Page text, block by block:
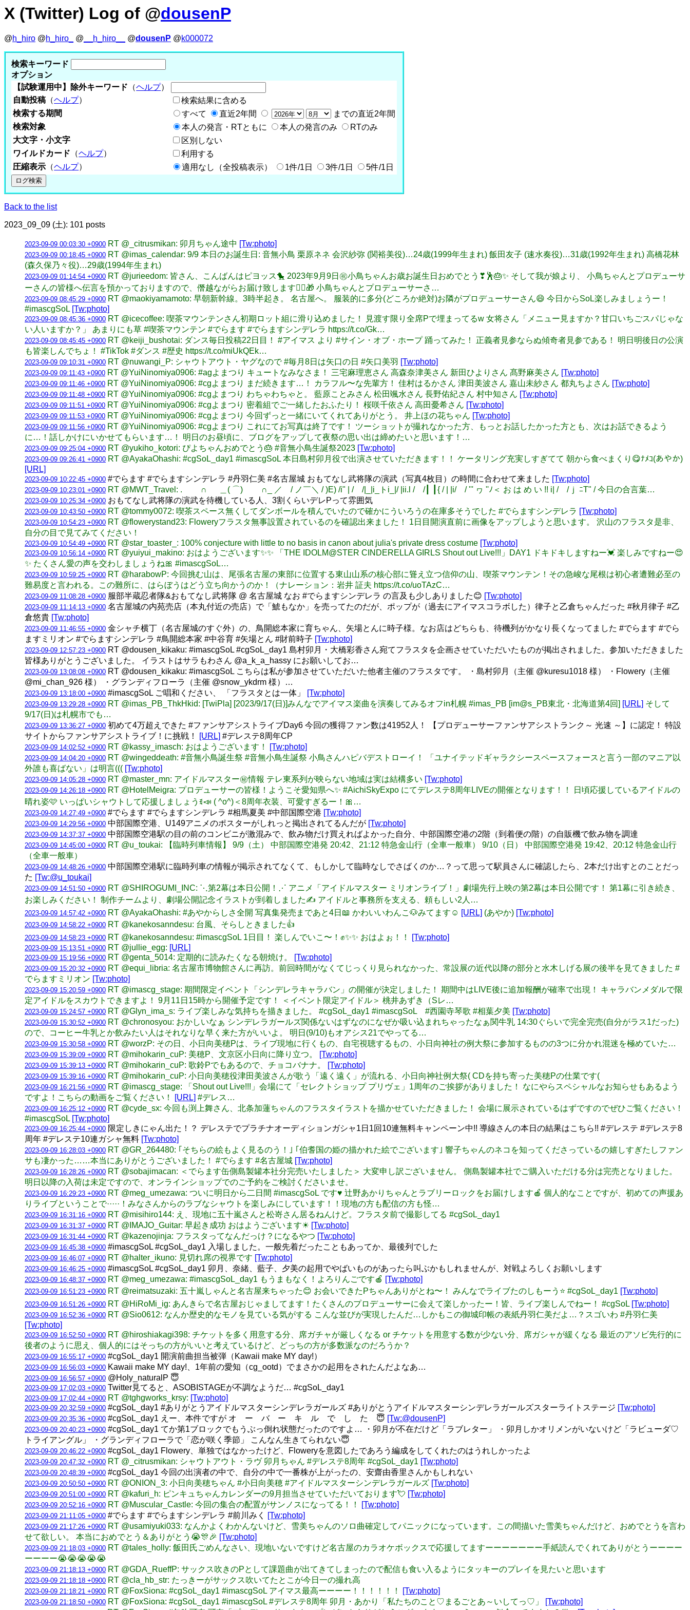
X (Twitter) Log of @dousenP
@h_hiro @h_hiro_ @ __h_hiro__ @dousenP @k000072
検索キーワード
オプション
【試験運用中】除外キーワード （ヘルプ）
自動投稿 （ヘルプ）
検索結果に含める
検索する期間
すべて 直近2年間
までの直近2年間
検索対象
本人の発言・RTともに 本人の発言のみ
RTのみ
大文字・小文字
区別しない
ワイルドカード （ヘルプ）
利用する
圧縮表示 （ヘルプ） 適用なし（全投稿表示） 1件/1日 3件/1日 5件/1日
Back to the list
2023_09_09 (土): 101 posts
2023-09-09 00:03:30 +0900 RT @_citrusmikan: 卯月ちゃん途中 [Tw:photo]
2023-09-09 00:18:45 +0900 RT @imas_calendar: 9/9 本日のお誕生日: 音無小鳥 栗原ネネ 会沢紗弥 (関裕美役)…24歳(1999年生まれ) 飯田友子 (速水奏役)…31歳(1992年生まれ) 高橋花林
(森久保乃々役)…29歳(1994年生まれ)
2023-09-09 01:14:54 +0900 RT @jurieedom: 皆さん、こんばんはピヨッス🐤 2023年9月9日㊗️小鳥ちゃんお歳お誕生日おめでとう❣🕺🎂✨ そして我が娘より、 小鳥ちゃんとプロデューサ
ーさんの皆様へ伝言を預かっておりますので、僭越ながらお届け致します🙇‍♀️🎁 小鳥ちゃんとプロデューサーさ…
2023-09-09 08:45:29 +0900 RT @maokiyamamoto: 早朝新幹線。3時半起き。 名古屋へ。 服装的に多分(どころか絶対)お隣がプロデューサーさん😄 今日からSoL楽しみましょうー！
#imascgSoL [Tw:photo]
2023-09-09 08:45:36 +0900 RT @icecoffee: 喫茶マウンテンさん初期ロット組に滑り込めました！ 見渡す限り全席Pで埋まってるw 女将さん「メニュー見ますか？甘口いちごスパじゃな
い人いますか？」 あまりにも草 #喫茶マウンテン #でらます #でらますシンデレラ https://t.co/Gk…
2023-09-09 08:45:45 +0900 RT @keiji_bushotai: ダンス毎日投稿22日目！ #アイマス より #サイン・オブ・ホープ 踊ってみた！ 正義者見参ならぬ傾奇者見参である！ 明日明後日の公演
も皆楽しんでちょ！ #TikTok #ダンス #歴史 https://t.co/miUkQEk…
2023-09-09 09:10:31 +0900 RT @nuwangi_P: シャウトアウト・ヤグなので #毎月8日は矢口の日 #矢口美羽 [Tw:photo]
2023-09-09 09:11:43 +0900 RT @YuiNinomiya0906: #agよまつり キュートなみなさま！ 三宅麻理恵さん 高森奈津美さん 新田ひよりさん 髙野麻美さん [Tw:photo]
2023-09-09 09:11:46 +0900 RT @YuiNinomiya0906: #cgよまつり まだ続きます…！ カラフル〜な先輩方！ 佳村はるかさん 津田美波さん 嘉山未紗さん 都丸ちよさん [Tw:photo]
2023-09-09 09:11:48 +0900 RT @YuiNinomiya0906: #cgよまつり わちゃわちゃと。 藍原ことみさん 松田颯水さん 長野佑紀さん 村中知さん [Tw:photo]
2023-09-09 09:11:51 +0900 RT @YuiNinomiya0906: #cgよまつり 密着組でご一緒したおふたり！ 桜咲千依さん 高田憂希さん [Tw:photo]
2023-09-09 09:11:53 +0900 RT @YuiNinomiya0906: #cgよまつり 今回ずっと一緒にいてくれてありがとう。 井上ほの花ちゃん [Tw:photo]
2023-09-09 09:11:56 +0900 RT @YuiNinomiya0906: #cgよまつり これにてお写真は終了です！ ツーショットが撮れなかった方、もっとお話したかった方とも、次はお話できるよう
に…！話しかけにいかせてもらいます…！ 明日のお昼頃に、ブログをアップして夜祭の思い出は締めたいと思います！…
2023-09-09 09:25:04 +0900 RT @yukiho_kotori: ぴよちゃんおめでとう🎂 #音無小鳥生誕祭2023 [Tw:photo]
2023-09-09 09:26:41 +0900 RT @AyakaOhashi: #cgSoL_day1 #imascgSoL 本日島村卯月役で出演させていただきます！！ ケータリング充実しすぎてて 朝から食べまくり😋ﾅﾒｺ(あやか)
[URL]
2023-09-09 10:22:45 +0900 #でらます #でらますシンデレラ #丹羽仁美 #名古屋城 おもてなし武将隊の演武（写真4枚目）の時間に合わせて来ました [Tw:photo]
2023-09-09 10:23:01 +0900 RT @MWT_Travel: . ∩ ＿( ⌒) ∩_ ／ / ノ￣＼ / )E) /i" | / /|_|i_トi_|/ |ii.l / /┃ ┃{ / | |i/ / ''' ヮ ''ﾉ＜ お は め い !! i| / /ｊ ﾆT" / 今日の合言葉…
2023-09-09 10:25:34 +0900 おもてなし武将隊の演武を待機している人、3割くらいデレPって雰囲気
2023-09-09 10:43:50 +0900 RT @tommy0072: 喫茶スペース無くしてダンボールを積んでいたので確かにういろうの在庫多そうでした #でらますシンデレラ [Tw:photo]
2023-09-09 10:54:23 +0900 RT @flowerystand23: Floweryフラスタ無事設置されているのを確認出来ました！ 1日目開演直前に画像をアップしようと思います。 沢山のフラスタ是非、
自分の目で見てみてください！
2023-09-09 10:54:49 +0900 RT @star_toaster_: 100% conjecture with little to no basis in canon about julia's private dress costume [Tw:photo]
2023-09-09 10:56:14 +0900 RT @yuiyui_makino: おはようございます✨✨ 「THE IDOLM@STER CINDERELLA GIRLS Shout out Live!!!」DAY1 ドキドキしますねー💓 楽しみですねー😍
✨ たくさん愛の声を交わしましょうね🎀 #imascgSoL…
2023-09-09 10:59:25 +0900 RT @harabowP: 今回挑む山は、尾張名古屋の東部に位置する東山山系の核心部に聳え立つ信仰の山、喫茶マウンテン！その急峻な尾根は初心者遭難必至の
難易度と言われる。この難所に、はらぼうはどう立ち向かうのか！（ナレーション：岩井 証夫 https://t.co/uoTAzC…
2023-09-09 11:08:28 +0900 服部半蔵忍者隊&おもてなし武将隊 @ 名古屋城 なお #でらますシンデレラ の言及も少しありました😊 [Tw:photo]
2023-09-09 11:14:13 +0900 名古屋城の内苑売店（本丸付近の売店）で「鯱もなか」を売ってたのだが、ポップが（過去にアイマスコラボした）律子と乙倉ちゃんだった #秋月律子 #乙
倉悠貴 [Tw:photo]
2023-09-09 11:46:55 +0900 金シャチ横丁（名古屋城のすぐ外）の、鳥開総本家に育ちゃん、矢場とんに時子様。なお店はどちらも、待機列がかなり長くなってました #でらます #でら
ますミリオン #でらますシンデレラ #鳥開総本家 #中谷育 #矢場とん #財前時子 [Tw:photo]
2023-09-09 12:57:23 +0900 RT @dousen_kikaku: #imascgSoL #cgSoL_day1 島村卯月・大橋彩香さん宛てフラスタを企画させていただいたものが掲出されました。参加いただきました
皆様ありがとうございました。 イラストはサラもわさん @a_k_a_hassy にお願いしてお…
2023-09-09 13:08:08 +0900 RT @dousen_kikaku: #imascgSoL こちらは私が参加させていただいた他者主催のフラスタです。 ・島村卯月（主催 @kuresu1018 様） ・Flowery（主催
@mi_chan_926 様） ・グランディフローラ（主催 @snow_ykdrm 様）…
2023-09-09 13:18:00 +0900 #imascgSoL ご唱和ください、 「フラスタとは一体」 [Tw:photo]
2023-09-09 13:29:28 +0900 RT @imas_PB_ThkHkid: [TwiPla] [2023/9/17(日)]みんなでアイマス楽曲を演奏してみるオフin札幌 #imas_PB [im@s_PB東北・北海道第4回] [URL] そして
9/17(日)は札幌市でも…
2023-09-09 13:36:27 +0900 初めて4万超えできた #ファンサアシストライブDay6 今回の獲得ファン数は41952人！ 【プロデューサーファンサアシストランク～ 光速 ～】に認定！ 特設
サイトからファンサアシストライブ！に挑戦！
[URL] #デレステ8周年CP
2023-09-09 14:02:52 +0900 RT @kassy_imasch: おはようございます！ [Tw:photo]
2023-09-09 14:04:20 +0900 RT @wingeddeath: #音無小鳥誕生祭 #音無小鳥生誕祭 小鳥さんハピバデストローイ！ 「ユナイテッドギャラクシースペースフォースと言う一部のマニア以
外誰も喜ばない」は明言((( [Tw:photo]
2023-09-09 14:05:28 +0900 RT @master_mn: アイドルマスター㊙️情報 テレ東系列が映らない地域は実は結構多い [Tw:photo]
2023-09-09 14:26:18 +0900 RT @HotelMeigra: プロデューサーの皆様！ようこそ愛知県へ✨️ #AichiSkyExpo にてデレステ8周年LIVEの開催となります！！ 日頃応援しているアイドルの
晴れ姿🩷 いっぱいシャウトして応援しましょうꉂ📣 ( ^o^)＜8周年衣装、可愛すぎるー！🎀…
2023-09-09 14:27:49 +0900 #でらます #でらますシンデレラ #相馬夏美 #中部国際空港 [Tw:photo]
2023-09-09 14:29:56 +0900 中部国際空港、U149アニメのポスターがしれっと掲出されてるんだが [Tw:photo]
2023-09-09 14:37:37 +0900 中部国際空港駅の目の前のコンビニが激混みで、飲み物だけ買えればよかった自分、中部国際空港の2階（到着便の階）の自販機で飲み物を調達
2023-09-09 14:45:00 +0900 RT @u_toukai: 【臨時列車情報】 9/9（土） 中部国際空港発 20:42、21:12 特急金山行（全車一般車） 9/10（日） 中部国際空港発 19:42、20:12 特急金山行
（全車一般車）
2023-09-09 14:48:26 +0900 中部国際空港駅に臨時列車の情報が掲示されてなくて、もしかして臨時なしでさばくのか…？って思って駅員さんに確認したら、2本だけ出すとのことだっ
た [Tw:@u_toukai]
2023-09-09 14:51:50 +0900 RT @SHIROGUMI_INC: ⋱第2幕は本日公開！⋰ アニメ「アイドルマスター ミリオンライブ！」劇場先行上映の第2幕は本日公開です！ 第1幕に引き続き、
お楽しみください！ 制作チームより、劇場公開記念イラストが到着しました✍ アイドルと事務所を支える、頼もしい2人…
2023-09-09 14:57:42 +0900 RT @AyakaOhashi: #あやからしさ全開 写真集発売まであと4日📖 かわいいわんこ🐶みてます☺︎ [URL] (あやか) [Tw:photo]
2023-09-09 14:58:22 +0900 RT @kanekosanndesu: 台風、そらしときました👍
2023-09-09 14:58:23 +0900 RT @kanekosanndesu: #imascgSoL 1日目！ 楽しんでいこ〜！✊✨✨ おはよぉ！！ [Tw:photo]
2023-09-09 15:13:51 +0900 RT @jullie_egg: [URL]
2023-09-09 15:19:56 +0900 RT @genta_5014: 定期的に読みたくなる朝焼け。 [Tw:photo]
2023-09-09 15:20:32 +0900 RT @equi_libria: 名古屋市博物館さんに再訪。前回時間がなくてじっくり見られなかった、常設展の近代以降の部分と水木しげる展の後半を見てきました #
でらますミリオン [Tw:photo]
2023-09-09 15:20:59 +0900 RT @imascg_stage: 期間限定イベント「シンデレラキャラバン」の開催が決定しました！ 期間中はLIVE後に追加報酬が確率で出現！ キャラバンメダルで限
定アイドルをスカウトできますよ！ 9月11日15時から開催予定です！ ＜イベント限定アイドル＞ 桃井あずき（Sレ…
2023-09-09 15:24:57 +0900 RT @Glyn_ima_s: ライブ楽しみな気持ちを描きました。 #cgSoL_day1 #imascgSoL #西園寺琴歌 #相葉夕美 [Tw:photo]
2023-09-09 15:30:52 +0900 RT @chronosyou: おかしいなぁ シンデレラガールズ関係ないはずなのになぜか吸い込まれちゃったなぁ関牛乳 14:30ぐらいで完全完売(自分がラス1だった)
ので、コーヒー牛乳とか飲みたい人はそれなりな早く来た方がいいよ。 明日(9/10)もオアシス21でやってる…
2023-09-09 15:30:58 +0900 RT @worzP: その日、小日向美穂Pは、ライブ現地に行くもの、自宅視聴するもの、小日向神社の例大祭に参加するものの3つに分かれ混迷を極めていた…
2023-09-09 15:39:09 +0900 RT @mihokarin_cuP: 美穂P、文京区小日向に降り立つ。 [Tw:photo]
2023-09-09 15:39:13 +0900 RT @mihokarin_cuP: 歌鈴Pでもあるので、チョコバナナ。 [Tw:photo]
2023-09-09 15:39:16 +0900 RT @mihokarin_cuP: 小日向美穂役津田美波さんが歌う「遠く遠く」が流れる、小日向神社例大祭( CDを持ち寄った美穂Pの仕業です(
2023-09-09 16:21:56 +0900 RT @imascg_stage: 「Shout out Live!!!」会場にて「セレクトショップ プリヴェ」1周年のご挨拶がありました！ なにやらスペシャルなお知らせもあるよう
ですよ！こちらの動画をご覧ください！
[URL] #デレス…
2023-09-09 16:25:12 +0900 RT @cyde_sx: 今回も渕上舞さん、北条加蓮ちゃんのフラスタイラストを描かせていただきました！ 会場に展示されているはずですのでぜひご覧ください！
#imascgSoL [Tw:photo]
2023-09-09 16:25:44 +0900 限定しきにゃん出た！？ デレステでプラチナオーディションガシャ1日1回10連無料キャンペーン中!! 導線さんの本日の結果はこちら!! #デレステ #デレステ8
周年 #デレステ10連ガシャ無料 [Tw:photo]
2023-09-09 16:28:03 +0900 RT @GR_264480: ｢そちらの絵もよく見るのう！｣ ｢伯耆国の姫の描かれた絵でございます｣ 響子ちゃんのネコを知ってくださっているの嬉しすぎたしファン
サも凄かった……本当にありがとうございました！ #でらます #名古屋城 [Tw:photo]
2023-09-09 16:28:26 +0900 RT @sobajimacan: ＜でらます缶側島製罐本社分完売いたしました＞ 大変申し訳ございません。 側島製罐本社でご購入いただける分は完売となりました。
明日以降の入荷は未定ですので、オンラインショップでのご予約をご検討くださいませ。
2023-09-09 16:29:23 +0900 RT @meg_umezawa: ついに明日から二日間 #imascgSoL です♥ 辻野あかりちゃんとラブリーロックをお届けします🍎 個人的なことですが、初めての声援あ
りライブということで·····！みなさんからのラブなシャウトを楽しみにしています！！現地の方も配信の方も怪…
2023-09-09 16:31:16 +0900 RT @misihiro144: え、現地に五十嵐さんと松嵜さん居るねんけど。フラスタ前で撮影してる #cgSoL_day1
2023-09-09 16:31:37 +0900 RT @IMAJO_Guitar: 早起き成功 おはようございます☀ [Tw:photo]
2023-09-09 16:31:44 +0900 RT @kazenojinja: フラスタってなんだっけ？になるやつ [Tw:photo]
2023-09-09 16:45:38 +0900 #imascgSoL #cgSoL_day1 入場しました。一般先着だったこともあってか、最後列でした
2023-09-09 16:46:07 +0900 RT @halter_ikuno: 見切れ席の視界です [Tw:photo]
2023-09-09 16:46:25 +0900 #imascgSoL #cgSoL_day1 卯月、奈緒、藍子、夕美の起用でやばいものがあったら叫ぶかもしれませんが、対戦よろしくお願いします
2023-09-09 16:48:37 +0900 RT @meg_umezawa: #imascgSoL_day1 もうまもなく！よろりんごです🍎 [Tw:photo]
2023-09-09 16:51:23 +0900 RT @reimatsuzaki: 五十嵐しゃんと名古屋来ちゃった😊 お会いできたPちゃんありがとね〜！ みんなでライブたのしもーう⭐️ #cgSoL_day1 [Tw:photo]
2023-09-09 16:51:26 +0900 RT @HiRoMi_ig: あんきらで名古屋おじゃましてます！たくさんのプロデューサーに会えて楽しかったー！皆、ライブ楽しんでねー！ #cgSoL [Tw:photo]
2023-09-09 16:52:36 +0900 RT @Sio0612: なんか歴史的なモノを見ている気がする こんな並びが実現したんだ…しかもこの御城印帳の表紙丹羽仁美だよ…？スゴいわ #丹羽仁美
[Tw:photo]
2023-09-09 16:52:50 +0900 RT @hiroshiakagi398: チケットを多く用意する分、席ガチャが厳しくなる or チケットを用意する数が少ない分、席ガシャが緩くなる 最近のアソビ先行的に
後者のように思え、個人的にはそっちの方がいいと考えているけど、どっちの方が多数派なのだろうか？
2023-09-09 16:55:17 +0900 #cgSoL_day1 開演前曲担当被弾（Kawaii make MY day!）
2023-09-09 16:56:03 +0900 Kawaii make MY day!、1年前の愛知（cg_ootd）でまさかの起用をされたんだよなあ…
2023-09-09 16:56:57 +0900 @Holy_naturalP 😇
2023-09-09 17:02:03 +0900 Twitter見てると、ASOBISTAGEが不調なようだ… #cgSoL_day1
2023-09-09 17:02:44 +0900 RT @tghgworks_krsy: [Tw:photo]
2023-09-09 20:32:59 +0900 #cgSoL_day1 #ありがとうアイドルマスターシンデレラガールズ #ありがとうアイドルマスターシンデレラガールズスターライトステージ [Tw:photo]
2023-09-09 20:35:36 +0900 #cgSoL_day1 えー、本件ですが オ ー バ ー キ ル で し た 😇 [Tw:@dousenP]
2023-09-09 20:40:23 +0900 #cgSoL_day1 てか第1ブロックでもうぶっ倒れ状態だったのですよ… ・卯月が不在だけど「ラブレター」 ・卯月しかオリメンがいないけど「ラビューダ♡
トライアングル」 ・グランディフローラで「恋が咲く季節」 こんなん生きてられない😇
2023-09-09 20:46:22 +0900 #cgSoL_day1 Flowery、単独ではなかったけど、Floweryを意図したであろう編成をしてくれたのはうれしかったよ
2023-09-09 20:47:32 +0900 RT @_citrusmikan: シャウトアウト・ラヴ 卯月ちゃん #デレステ8周年 #cgSoL_day1 [Tw:photo]
2023-09-09 20:48:39 +0900 #cgSoL_day1 今回の出演者の中で、自分の中で一番株が上がったの、安齋由香里さんかもしれない
2023-09-09 20:50:50 +0900 RT @ONION_3: 小日向美穂ちゃん #小日向美穂 #アイドルマスターシンデレラガールズ [Tw:photo]
2023-09-09 20:51:00 +0900 RT @kafuri_h: ピンキュちゃんカレンダーの9月担当させていただいております💘 [Tw:photo]
2023-09-09 20:52:16 +0900 RT @Muscular_Castle: 今回の集合の配置がサンノスになってる！！ [Tw:photo]
2023-09-09 21:11:05 +0900 #でらます #でらますシンデレラ #前川みく [Tw:photo]
2023-09-09 21:17:26 +0900 RT @usamiyuki033: なんかよくわかんないけど、雪美ちゃんのソロ曲確定してパニックになっています。この間描いた雪美ちゃんだけど、おめでとうを言わ
せて欲しい。 本当におめでとう＆ありがとう😭🎊🎉 [Tw:photo]
2023-09-09 21:18:03 +0900 RT @tales_holly: 飯田氏ごめんなさい、現地いないですけど名古屋のカラオケボックスで応援してますーーーーーーー手紙読んでくれてありがとうーーーー
ーーーー😭😭😭😭😭
2023-09-09 21:18:13 +0900 RT @GDA_RueffP: サックス吹きのPとして課題曲が出てきてしまったので配信も食い入るようにタッキーのプレイを見たいと思います
2023-09-09 21:18:18 +0900 RT @cla_hb_str: たっきーがサックス吹いてたとこが今日一の撮れ高
2023-09-09 21:18:21 +0900 RT @FoxSiona: #cgSoL_day1 #imascgSoL アイマス最高ーーーー！！！！！！ [Tw:photo]
2023-09-09 21:18:50 +0900 RT @FoxSiona: #cgSoL_day1 #imascgSoL #デレステ8周年 卯月・あかり「私たちのこと♡まるごとあ～いしてっ♡」 [Tw:photo]